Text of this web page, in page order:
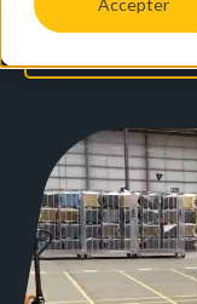
Accepter